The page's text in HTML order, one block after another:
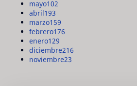
mayo102
abril193
marzo159
febrero176
enero129
diciembre216
noviembre23